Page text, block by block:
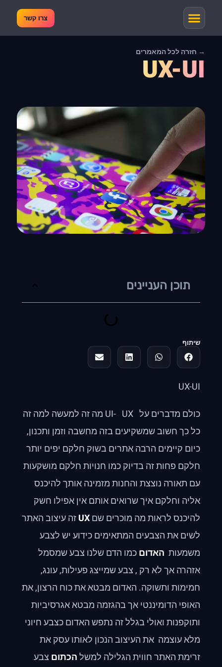
צרו קשר
→ חזרה לכל המאמרים
UX-UI
תוכן העניינים
שיתוף
UX-UI
כולם מדברים על UI- UX מה זה למעשה למה זה
כל כך חשוב שמשקיעים בזה מחשבה וזמן ותכנון,
כיום קיימים הרבה אתרים בשוק חלקם יפים יותר
חלקם פחות זה בדיוק כמו חנויות חלקם מושקעות
עם תאורה נוצצת והחנות מזמינה אותך להיכנס
אליה וחלקם איך שרואים אותם אין אפילו חשק
להיכנס לראות מה מוכרים שםUXזה עיצוב האתר
לשים את הצבעים המתאימים כידוע יש לצבע
משמעות האדוםכמו הדם שלנו צבע שמסמל
אזהרה אך לא רק , צבע שמייצג פעילות, עונג,
חמימות ותשוקה. האדום מבטא את כוח הרצון, את
האופי הדומיננטי אך בהגזמה מבטא אגרסיביות
ותוקפנות ואולי בגלל זה נתפש האדום כצבע חיוני
מלא עוצמה את העיצוב הנכון לאותו עסק את
זרימת האתר חווית הגלילה למשלהכתום צבע